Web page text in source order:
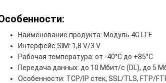
Наименование продукта: Модуль 4G LTE
Интерфейс SIM: 1,8 V/3 V
Рабочая температура: от -40°C до +85°C
Передача данных: до 10 Мбит/с (DL), до 5
Особенности: TCP/IP стек, SSL/TLS, FTP/